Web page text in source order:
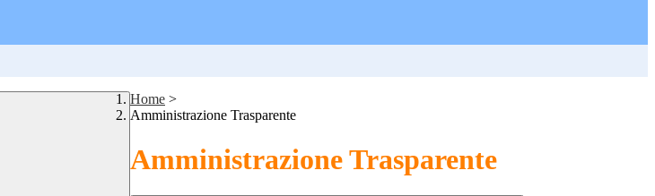
Home >
Amministrazione Trasparente
Amministrazione Trasparente